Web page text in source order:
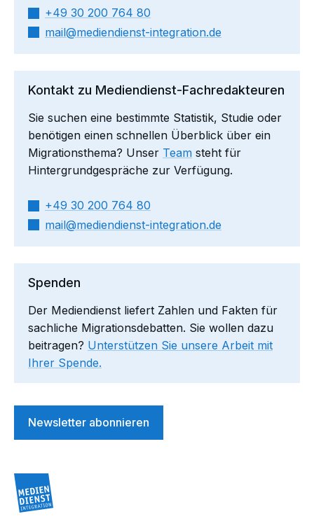
+49 30 200 764 80
mail​
mediendienst-integration.de
Kontakt zu Mediendienst-Fachredakteuren
Sie suchen eine bestimmte Statistik, Studie oder
benötigen einen schnellen Überblick über ein
Migrationsthema? Unser Team steht für
Hintergrundgespräche zur Verfügung.
+49 30 200 764 80
mail​
mediendienst-integration.de
Spenden
Der Mediendienst liefert Zahlen und Fakten für
sachliche Migrationsdebatten. Sie wollen dazu
beitragen? Unterstützen Sie unsere Arbeit mit
Ihrer Spende.
Newsletter abonnieren